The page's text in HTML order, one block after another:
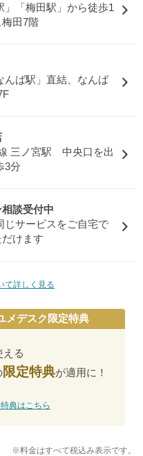
」「梅田駅」から徒歩1
田7階
んば駅」直結、なんば
三ノ宮駅 中央口を出
3分
談受付中
じサービスをご自宅で
けます
て詳しく見る
メデスク限定特典
える
限定特典が適用に！
典はこちら
※料金はすべて税込み表示です。